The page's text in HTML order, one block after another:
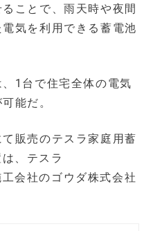
ことで、雨天時や夜間
気を利用できる蓄電池
1台で住宅全体の電気
能だ。
販売のテスラ家庭用蓄
、テスラ
会社のゴウダ株式会社